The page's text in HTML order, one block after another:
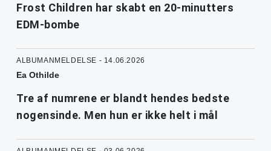
Frost Children har skabt en 20-minutters
EDM-bombe
ALBUMANMELDELSE - 14.06.2026
Ea Othilde
Tre af numrene er blandt hendes bedste
nogensinde. Men hun er ikke helt i mål